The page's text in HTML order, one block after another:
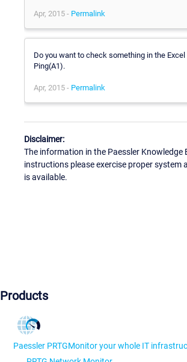
Apr, 2015 - Permalink
Do you want to check something in the
Ping(A1).
Apr, 2015 - Permalink
Disclaimer:
The information in the Paessler
instructions please exercise proper
is available.
Products
Paessler PRTGMonitor your whole IT